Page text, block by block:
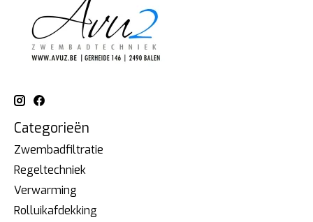
Categorieën
Zwembadfiltratie
Regeltechniek
Verwarming
Rolluikafdekking